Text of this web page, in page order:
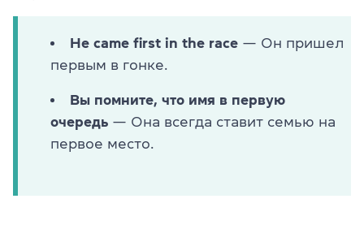
He came first in the race — Он пришел
первым в гонке.
Вы помните, что имя в первую
очередь — Она всегда ставит семью на
первое место.